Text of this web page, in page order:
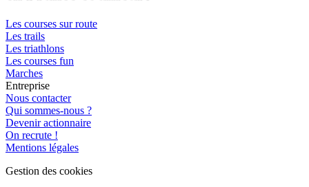
Les courses sur route
Les trails
Les triathlons
Les courses fun
Marches
Entreprise
Nous contacter
Qui sommes-nous ?
Devenir actionnaire
On recrute !
Mentions légales
Gestion des cookies